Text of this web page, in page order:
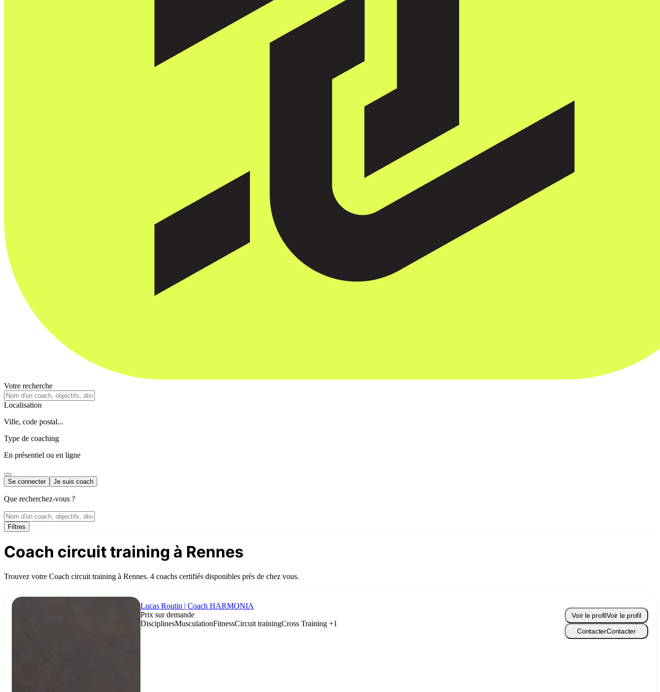
Votre recherche
Localisation
Ville, code postal...
Type de coaching
En présentiel ou en ligne
Se connecter Je suis coach
Que recherchez-vous ?
Filtres
Coach circuit training à Rennes
Trouvez votre Coach circuit training à Rennes. 4 coachs certifiés disponibles près de chez vous.
Lucas Routin | Coach HARMONIA
Prix sur demande
DisciplinesMusculationFitnessCircuit trainingCross Training +1
Voir le profilVoir le profil
ContacterContacter